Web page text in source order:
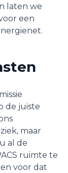
laten we
een
de juiste
maar
al de
ruimte te
voor dat